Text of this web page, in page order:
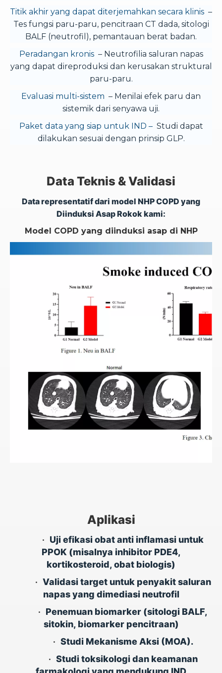
Titik akhir yang dapat diterjemahkan secara klinis –
Tes fungsi paru-paru, pencitraan CT dada, sitologi
BALF (neutrofil), pemantauan berat badan.
Peradangan kronis – Neutrofilia saluran napas
yang dapat direproduksi dan kerusakan struktural
paru-paru.
Evaluasi multi-sistem – Menilai efek paru dan
sistemik dari senyawa uji.
Paket data yang siap untuk IND – Studi dapat
dilakukan sesuai dengan prinsip GLP.
Data Teknis & Validasi
Data representatif dari model NHP COPD yang
Diinduksi Asap Rokok kami:
Model COPD yang diinduksi asap di NHP
Aplikasi
• Uji efikasi obat anti inflamasi untuk
PPOK (misalnya inhibitor PDE4,
kortikosteroid, obat biologis)
• Validasi target untuk penyakit saluran
napas yang dimediasi neutrofil
• Penemuan biomarker (sitologi BALF,
sitokin, biomarker pencitraan)
• Studi Mekanisme Aksi (MOA).
• Studi toksikologi dan keamanan